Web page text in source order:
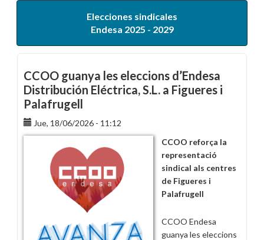
Elecciones sindicales
Endesa 2025 - 2029
CCOO guanya les eleccions d’Endesa
Distribución Eléctrica, S.L. a Figueres i
Palafrugell
Jue, 18/06/2026 - 11:12
CCOO reforça la
representació
sindical als centres
de Figueres i
Palafrugell
CCOO Endesa
guanya les eleccions